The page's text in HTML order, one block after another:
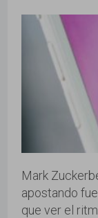
Mark
apostando
que ver el